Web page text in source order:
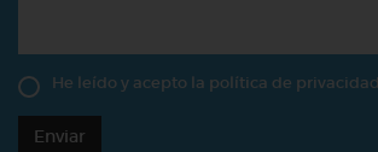
He leído y acepto la política de privacidad
Enviar